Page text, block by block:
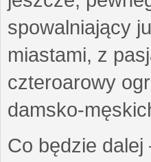
spowalniający
miastami, z
czteroarowy
damsko-
Co będzie